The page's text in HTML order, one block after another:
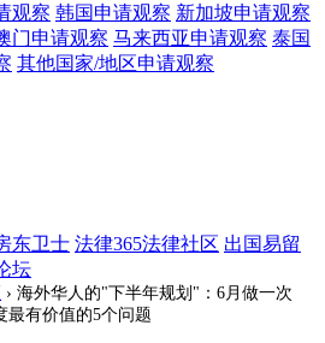
观察 韩国申请观察 新加坡申请观察
门申请观察 马来西亚申请观察 泰国
其他国家/地区申请观察
东卫士 法律365法律社区 出国易留
坛
› 海外华人的"下半年规划"：6月做一次
最有价值的5个问题